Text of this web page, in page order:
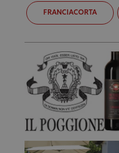
FRANCIACORTA